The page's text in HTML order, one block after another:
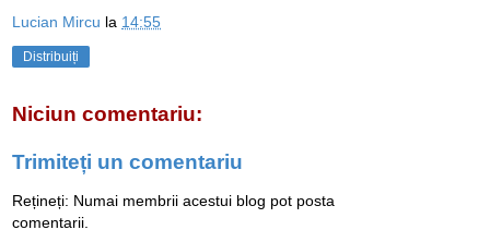
Lucian Mircu la 14:55
Distribuiți
Niciun comentariu:
Trimiteți un comentariu
Rețineți: Numai membrii acestui blog pot posta
comentarii.